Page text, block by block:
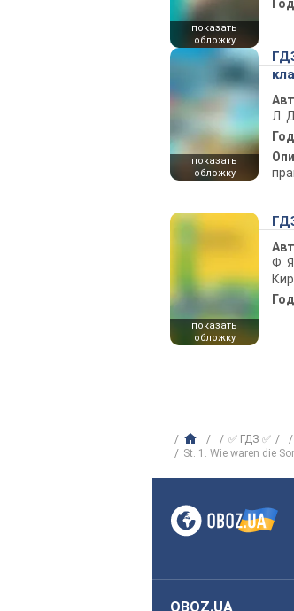
показать
обложку
показать
обложку
Л.
показать
обложку
Ф.
✅ ГДЗ ✅
St. 1. Wie waren die
OBOZ.UA